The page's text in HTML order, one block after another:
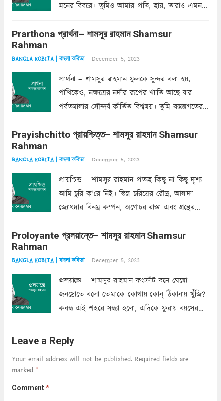
মনের বিবরে। তুমিও আমার প্রতি, হায়, তারাও এমন
একান্ত জরুরি- নইলে একটি দেয়াল নিমেষেই ভীষণ
Prarthona প্রার্থনা– শামসুর রাহমান Shamsur
Rahman
BANGLA KOBITA | বাংলা কবিতা December 5, 2023
প্রার্থনা – শামসুর রাহমান ফুলকে সুন্দর বলা হয়,
পাখিকেও, নক্ষত্রের নদীর রূপের খ্যাতি আছে যার
পর্বতমালার সৌন্দর্য কীর্তিত বিশ্বময়। তুমি বস্তুজগতের
তার সুষমায় পার্থক্য অনেক। তোমাকে সুন্দরী বলা চলে,
Prayishchitto প্রায়শ্চিত্ত– শামসুর রাহমান Shamsur
Rahman
BANGLA KOBITA | বাংলা কবিতা December 5, 2023
প্রায়শ্চিত্ত – শামসুর রাহমান প্রত্যহ কিছু না কিছু দৃশ্য
আমি চুরি ক’রে নিই। ভিন্ন চরিত্রের রৌদ্র, আলাদা
জ্যোৎস্নার বিনম্র কম্পন, অগোচর রাস্তা এবং গ্রন্থের
ছায়াচ্ছন্ন মোহন মিথুন মূর্তি, লোপামুদ্রা ভীষণ বিব্রত
Proloyante প্রলয়ান্তে– শামসুর রাহমান Shamsur
Rahman
BANGLA KOBITA | বাংলা কবিতা December 5, 2023
প্রলয়ান্তে – শামসুর রাহমান কংক্রীট বনে ঘেমো
জনস্রোতে বলো তোমাকে কোথায় কোন্‌ ঠিকানায় খুঁজি?
কবন্ধ এই শহরে সন্ধ্যা হলো, এদিকে ফুরায় বয়সের
আমার শরীরে সখ্য গড়ে, তোমার গহন ঊর্মিল যৌবন
আনে আশ্বন...
Leave a Reply
Your email address will not be published. Required fields are
marked *
Comment*